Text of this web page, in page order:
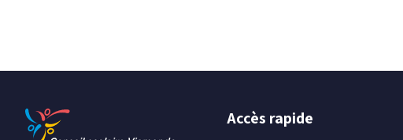
Accès rapide